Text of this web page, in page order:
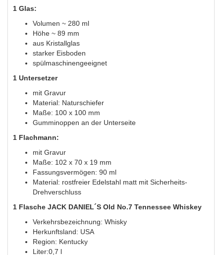
1 Glas:
Volumen ~ 280 ml
Höhe ~ 89 mm
aus Kristallglas
starker Eisboden
spülmaschinengeeignet
1 Untersetzer
mit Gravur
Material: Naturschiefer
Maße: 100 x 100 mm
Gumminoppen an der Unterseite
1 Flachmann:
mit Gravur
Maße: 102 x 70 x 19 mm
Fassungsvermögen: 90 ml
Material: rostfreier Edelstahl matt mit Sicherheits-
Drehverschluss
1 Flasche JACK DANIEL´S Old No.7 Tennessee Whiskey
Verkehrsbezeichnung: Whisky
Herkunftsland: USA
Region: Kentucky
Liter:0,7 l